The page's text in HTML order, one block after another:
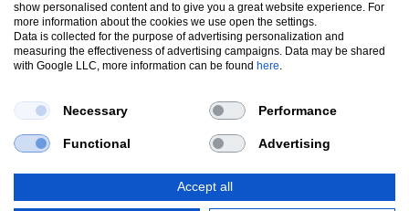
Instagram
UNSERE BELIEBTESTEN PRODUKTE
Endschalldämpfer Bremsscheiben Carbon Style & Aerodynamik
show personalised content and to give you a great website experience. For
more information about the cookies we use open the settings.
Data is collected for the purpose of advertising personalization and
measuring the effectiveness of advertising campaigns. Data may be shared
with Google LLC, more information can be found here.
Necessary Performance
Functional Advertising
Accept all